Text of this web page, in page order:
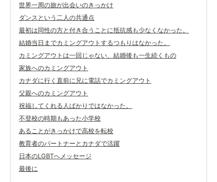
世界一周の旅が出会いのきっかけ
ダンスという二人の共通点
最初は同性の方と付き合うことに抵抗感も少なくなかった。
結婚当日までカミングアウトするつもりはなかった。
カミングアウトは一回じゃない、結婚後も一生続くもの
家族へのカミングアウト
カナダに行く直前に兄に電話でカミングアウト
父親へのカミングアウト
祝福してくれる人ばかりではなかった。
不登校の時期もあった小学校
あることがきっかけで高校を転校
教育者のパートナーとカナダで活躍
日本のLGBTへメッセージ
最後に